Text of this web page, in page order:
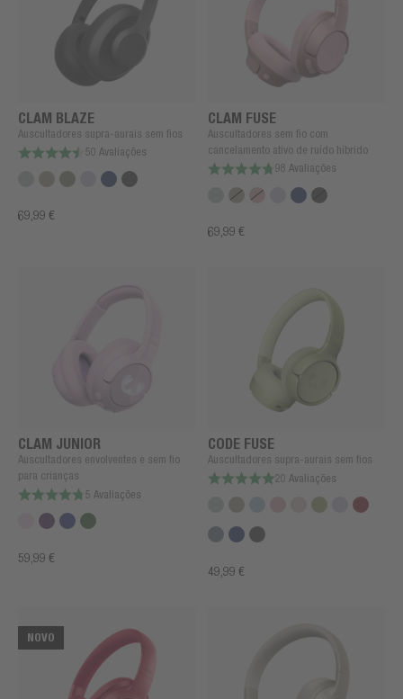
CLAM BLAZE
Auscultadores supra-aurais sem fios
50 Avaliações
69,99 €
CLAM FUSE
Auscultadores sem fio com
cancelamento ativo de ruído híbrido
98 Avaliações
69,99 €
CLAM JUNIOR
Auscultadores envolventes e sem fio
para crianças
5 Avaliações
59,99 €
CODE FUSE
Auscultadores supra-aurais sem fios
20 Avaliações
49,99 €
NOVO